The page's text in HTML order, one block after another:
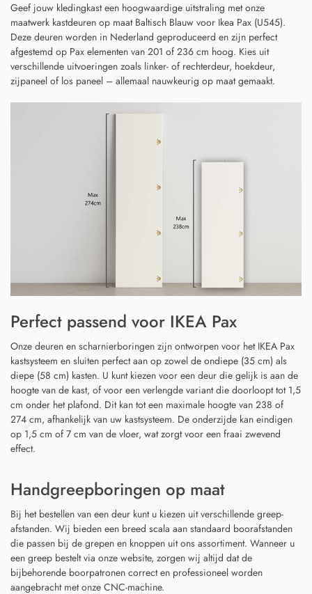
Geef jouw kledingkast een hoogwaardige uitstraling met onze
maatwerk kastdeuren op maat Baltisch Blauw voor Ikea Pax (U545).
Deze deuren worden in Nederland geproduceerd en zijn perfect
afgestemd op Pax elementen van 201 of 236 cm hoog. Kies uit
verschillende uitvoeringen zoals linker- of rechterdeur, hoekdeur,
zijpaneel of los paneel – allemaal nauwkeurig op maat gemaakt.
Perfect passend voor IKEA Pax
Onze deuren en scharnierboringen zijn ontworpen voor het IKEA Pax
kastsysteem en sluiten perfect aan op zowel de ondiepe (35 cm) als
diepe (58 cm) kasten. U kunt kiezen voor een deur die gelijk is aan de
hoogte van de kast, of voor een verlengde variant die doorloopt tot 1,5
cm onder het plafond. Dit kan tot een maximale hoogte van 238 of
274 cm, afhankelijk van uw kastsysteem. De onderzijde kan eindigen
op 1,5 cm of 7 cm van de vloer, wat zorgt voor een fraai zwevend
effect.
Handgreepboringen op maat
Bij het bestellen van een deur kunt u kiezen uit verschillende greep-
afstanden. Wij bieden een breed scala aan standaard boorafstanden
die passen bij de grepen en knoppen uit ons assortiment. Wanneer u
een greep bestelt via onze website, zorgen wij altijd dat de
bijbehorende boorpatronen correct en professioneel worden
aangebracht met onze CNC-machine.